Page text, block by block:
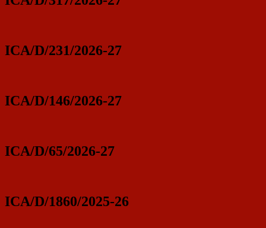
ICA/D/231/2026-27
ICA/D/146/2026-27
ICA/D/65/2026-27
ICA/D/1860/2025-26